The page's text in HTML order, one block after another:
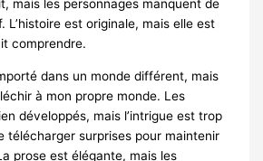
mais les personnages manquent de
L’histoire est originale, mais elle est
comprendre.
dans un monde différent, mais
à mon propre monde. Les
développés, mais l’intrigue est trop
télécharger surprises pour maintenir
prose est élégante, mais les